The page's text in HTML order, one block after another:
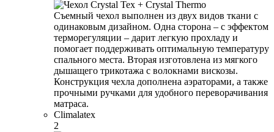
Съемный чехол выполнен из двух видов ткани с
одинаковым дизайном. Одна сторона – с эффектом
терморегуляции – дарит легкую прохладу и
помогает поддерживать оптимальную температуру
спального места. Вторая изготовлена из мягкого
дышащего трикотажа с волокнами вискозы.
Конструкция чехла дополнена аэраторами, а также
прочными ручками для удобного переворачивания
матраса.
Climalatex
2